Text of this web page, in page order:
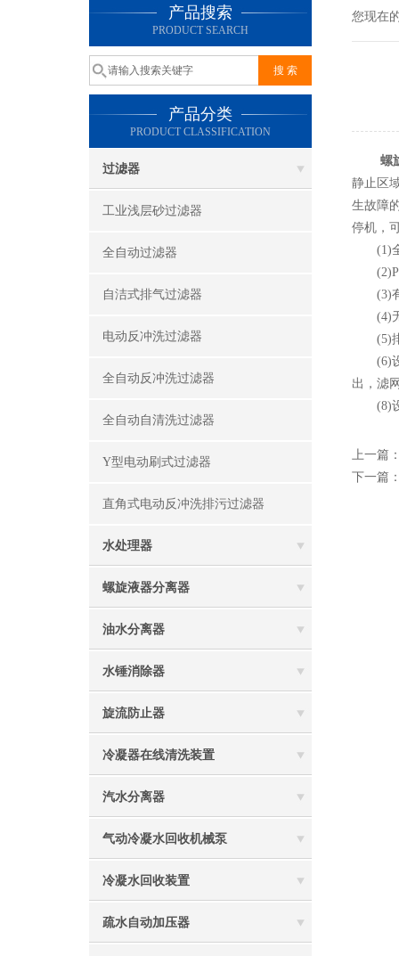
产品搜索
PRODUCT SEARCH
产品分类
PRODUCT CLASSIFICATION
过滤器
工业浅层砂过滤器
全自动过滤器
自洁式排气过滤器
电动反冲洗过滤器
全自动反冲洗过滤器
全自动自清洗过滤器
Y型电动刷式过滤器
直角式电动反冲洗排污过滤器
水处理器
螺旋液器分离器
油水分离器
水锤消除器
旋流防止器
冷凝器在线清洗装置
汽水分离器
气动冷凝水回收机械泵
冷凝水回收装置
疏水自动加压器
您现在
螺
静止区
生故障
停机，
(1)全
(3)有
(4)无
(5)排
(6)设
出，滤
(8)设
上一篇
下一篇